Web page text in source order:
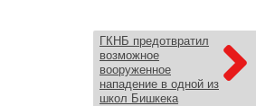
ГКНБ предотвратил
возможное
вооруженное
нападение в одной из
школ Бишкека